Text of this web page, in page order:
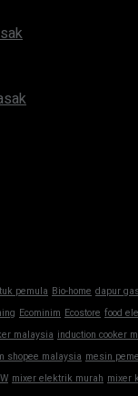
pemula Bio-home dapur
Ecominim Ecostore food
malaysia induction cooker
shopee malaysia mesin
mixer elektrik murah mixer